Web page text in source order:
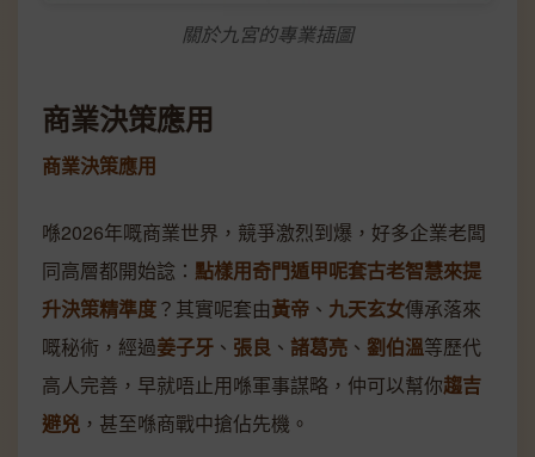
關於九宮的專業插圖
商業決策應用
商業決策應用
喺2026年嘅商業世界，競爭激烈到爆，好多企業老闆
同高層都開始諗： 點樣用奇門遁甲呢套古老智慧來提
升決策精準度？其實呢套由黃帝 、 九天玄女傳承落來
嘅秘術，經過姜子牙 、 張良 、 諸葛亮 、 劉伯溫等歷代
高人完善，早就唔止用喺軍事謀略，仲可以幫你趨吉
避兇 ，甚至喺商戰中搶佔先機。